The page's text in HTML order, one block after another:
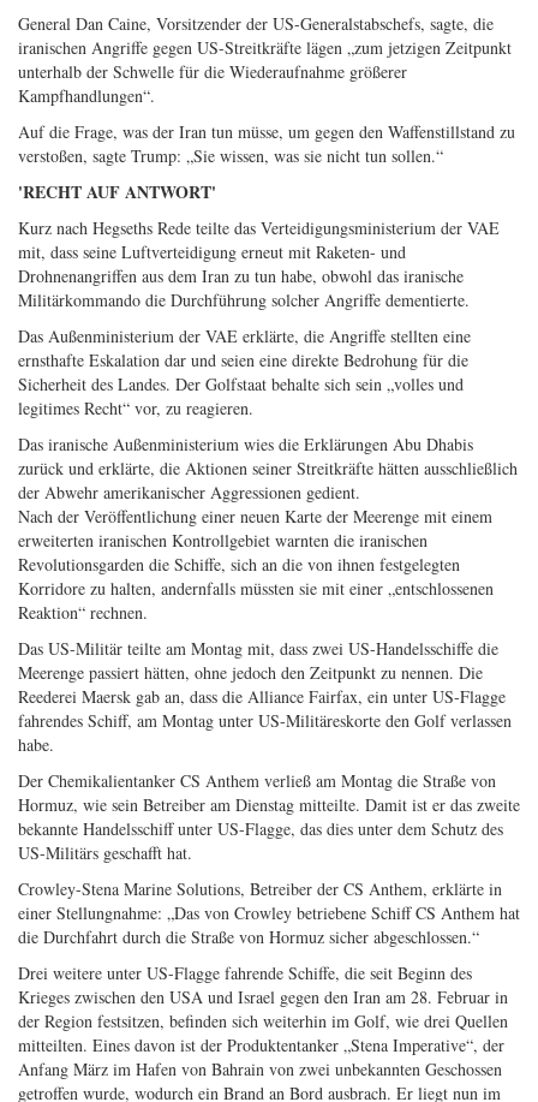
General Dan Caine, Vorsitzender der US-Generalstabschefs, sagte, die
iranischen Angriffe gegen US-Streitkräfte lägen „zum jetzigen Zeitpunkt
unterhalb der Schwelle für die Wiederaufnahme größerer
Kampfhandlungen“.
Auf die Frage, was der Iran tun müsse, um gegen den Waffenstillstand zu
verstoßen, sagte Trump: „Sie wissen, was sie nicht tun sollen.“
'RECHT AUF ANTWORT'
Kurz nach Hegseths Rede teilte das Verteidigungsministerium der VAE
mit, dass seine Luftverteidigung erneut mit Raketen- und
Drohnenangriffen aus dem Iran zu tun habe, obwohl das iranische
Militärkommando die Durchführung solcher Angriffe dementierte.
Das Außenministerium der VAE erklärte, die Angriffe stellten eine
ernsthafte Eskalation dar und seien eine direkte Bedrohung für die
Sicherheit des Landes. Der Golfstaat behalte sich sein „volles und
legitimes Recht“ vor, zu reagieren.
Das iranische Außenministerium wies die Erklärungen Abu Dhabis
zurück und erklärte, die Aktionen seiner Streitkräfte hätten ausschließlich
der Abwehr amerikanischer Aggressionen gedient.
Nach der Veröffentlichung einer neuen Karte der Meerenge mit einem
erweiterten iranischen Kontrollgebiet warnten die iranischen
Revolutionsgarden die Schiffe, sich an die von ihnen festgelegten
Korridore zu halten, andernfalls müssten sie mit einer „entschlossenen
Reaktion“ rechnen.
Das US-Militär teilte am Montag mit, dass zwei US-Handelsschiffe die
Meerenge passiert hätten, ohne jedoch den Zeitpunkt zu nennen. Die
Reederei Maersk gab an, dass die Alliance Fairfax, ein unter US-Flagge
fahrendes Schiff, am Montag unter US-Militäreskorte den Golf verlassen
habe.
Der Chemikalientanker CS Anthem verließ am Montag die Straße von
Hormuz, wie sein Betreiber am Dienstag mitteilte. Damit ist er das zweite
bekannte Handelsschiff unter US-Flagge, das dies unter dem Schutz des
US-Militärs geschafft hat.
Crowley-Stena Marine Solutions, Betreiber der CS Anthem, erklärte in
einer Stellungnahme: „Das von Crowley betriebene Schiff CS Anthem hat
die Durchfahrt durch die Straße von Hormuz sicher abgeschlossen.“
Drei weitere unter US-Flagge fahrende Schiffe, die seit Beginn des
Krieges zwischen den USA und Israel gegen den Iran am 28. Februar in
der Region festsitzen, befinden sich weiterhin im Golf, wie drei Quellen
mitteilten. Eines davon ist der Produktentanker „Stena Imperative“, der
Anfang März im Hafen von Bahrain von zwei unbekannten Geschossen
getroffen wurde, wodurch ein Brand an Bord ausbrach. Er liegt nun im